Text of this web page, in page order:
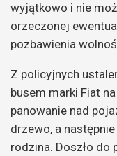
wyjątkowo i nie
orzeczonej
pozbawienia
Z policyjnych
busem marki Fiat
panowanie nad
drzewo, a
rodzina. Doszło do